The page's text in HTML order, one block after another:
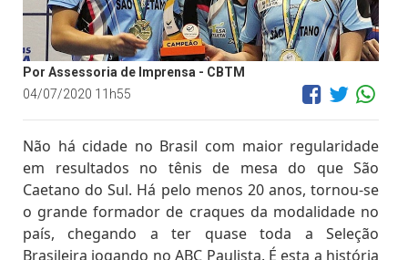
Por Assessoria de Imprensa - CBTM
04/07/2020 11h55
Não há cidade no Brasil com maior regularidade
em resultados no tênis de mesa do que São
Caetano do Sul. Há pelo menos 20 anos, tornou-se
o grande formador de craques da modalidade no
país, chegando a ter quase toda a Seleção
Brasileira jogando no ABC Paulista. É esta a história